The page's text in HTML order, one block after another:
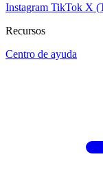
Instagram TikTok X
Recursos
Centro de ayuda